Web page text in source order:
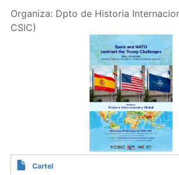
Organiza: Dpto de Historia
CSIC)
Cartel